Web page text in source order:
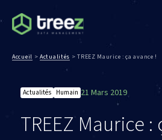
Accueil >Actualités > TREEZ Maurice : ça avance !
Actualités Humain 21 Mars 2019
TREEZ Maurice